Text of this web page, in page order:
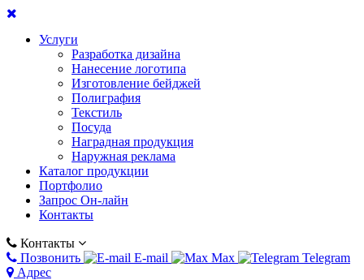
Услуги
Разработка дизайна
Нанесение логотипа
Изготовление бейджей
Полиграфия
Текстиль
Посуда
Наградная продукция
Наружная реклама
Каталог продукции
Портфолио
Запрос Он-лайн
Контакты
Контакты
Позвонить
E-mail Max
Telegram
Адрес